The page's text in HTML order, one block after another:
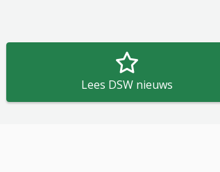
Lees DSW nieuws